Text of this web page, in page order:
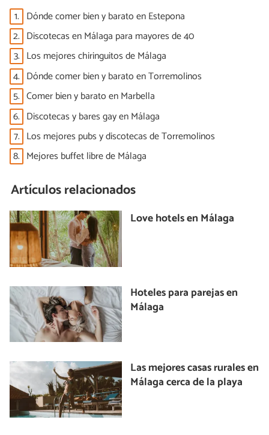
1. Dónde comer bien y barato en Estepona
2. Discotecas en Málaga para mayores de 40
3. Los mejores chiringuitos de Málaga
4. Dónde comer bien y barato en Torremolinos
5. Comer bien y barato en Marbella
6. Discotecas y bares gay en Málaga
7. Los mejores pubs y discotecas de Torremolinos
8. Mejores buffet libre de Málaga
Artículos relacionados
Love hotels en Málaga
Hoteles para parejas en
Málaga
Las mejores casas rurales en
Málaga cerca de la playa